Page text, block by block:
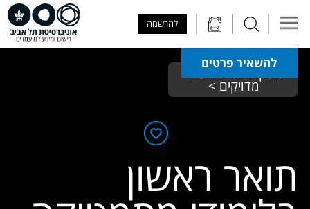
להרשמה
להשאיר פרטים
הפקולטה למדעים
מדויקים >
תואר ראשון